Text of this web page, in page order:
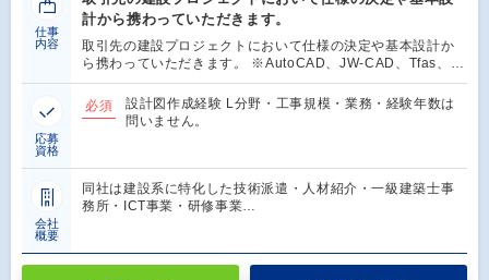
仕事
内容
計から携わっていただきます。
取引先の建設プロジェクトにおいて仕様の決定や基本設計か
ら携わっていただきます。 ※AutoCAD、JW-CAD、Tfas、…
応募
資格
必須
設計図作成経験 L分野・工事規模・業務・経験年数は
問いません。
会社
概要
同社は建設系に特化した技術派遣・人材紹介・一級建築士事
務所・ICT事業・研修事業…